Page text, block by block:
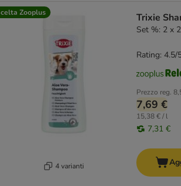
Zooplus
4 varianti
Trixie
Set %: 2 x
Prezzo reg.
7,69 €
15,38 € / l
7,31 €
Rating: 4.5/